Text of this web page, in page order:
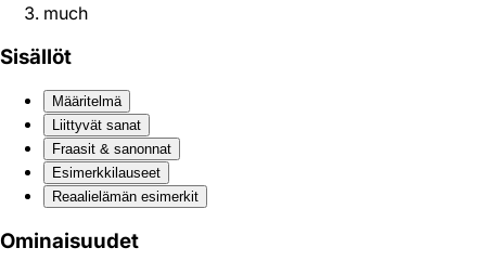
much
Sisällöt
Määritelmä
Liittyvät sanat
Fraasit & sanonnat
Esimerkkilauseet
Reaali­elämän esimerkit
Ominaisuudet